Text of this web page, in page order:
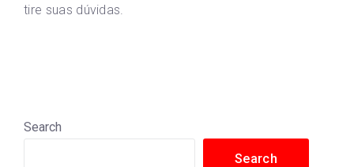
tire suas dúvidas.
Search
Search